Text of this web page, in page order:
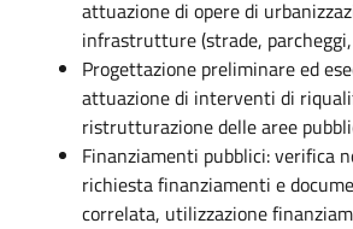
attuazione di opere di
infrastrutture (strade,
Progettazione preliminare ed
attuazione di interventi di
ristrutturazione delle aree
Finanziamenti pubblici: verifica
richiesta finanziamenti e
correlata, utilizzazione